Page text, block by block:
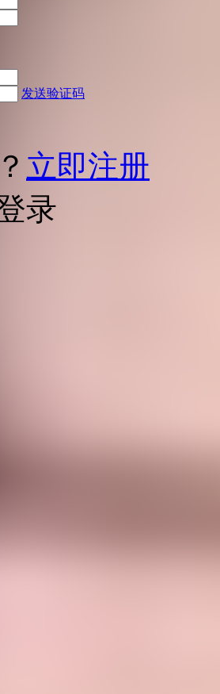
发送验证码
立即注册
录